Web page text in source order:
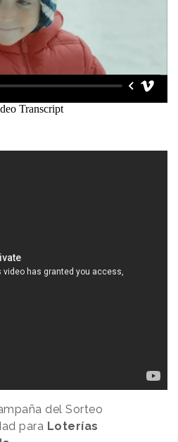
del Sorteo
para Loterías